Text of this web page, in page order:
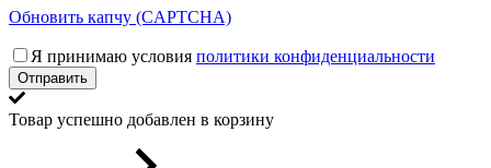
Обновить капчу (CAPTCHA)
Я принимаю условия политики конфиденциальности
Отправить
Товар успешно добавлен в корзину